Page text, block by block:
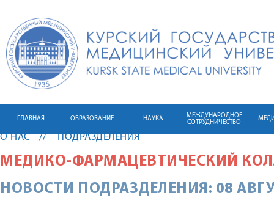
ГЛАВНАЯ ОБРАЗОВАНИЕ НАУКА
МЕЖДУНАРОДНОЕ
СОТРУДНИЧЕСТВО
О НАС ПОДРАЗДЕЛЕНИЯ
МЕДИКО-ФАРМАЦЕВТИЧЕСКИЙ
НОВОСТИ ПОДРАЗДЕЛЕНИЯ: 08